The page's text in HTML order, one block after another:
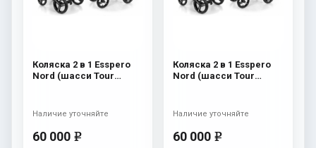
Коляска 2 в 1 Esspero
Nord (шасси Tour
60 000 e
Наличие уточняйте
Коляска 2 в 1 Esspero
Nord (шасси Tour
60 000 e
Наличие уточняйте